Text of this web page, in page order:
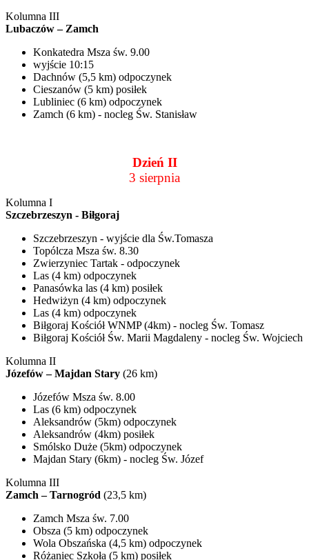
Kolumna III
Lubaczów – Zamch
Konkatedra Msza św. 9.00
wyjście 10:15
Dachnów (5,5 km) odpoczynek
Cieszanów (5 km) posiłek
Lubliniec (6 km) odpoczynek
Zamch (6 km) - nocleg Św. Stanisław
Dzień II
3 sierpnia
Kolumna I
Szczebrzeszyn - Biłgoraj
Szczebrzeszyn - wyjście dla Św.Tomasza
Topólcza Msza św. 8.30
Zwierzyniec Tartak - odpoczynek
Las (4 km) odpoczynek
Panasówka las (4 km) posiłek
Hedwiżyn (4 km) odpoczynek
Las (4 km) odpoczynek
Biłgoraj Kościół WNMP (4km) - nocleg Św. Tomasz
Biłgoraj Kościół Św. Marii Magdaleny - nocleg Św. Wojciech
Kolumna II
Józefów – Majdan Stary (26 km)
Józefów Msza św. 8.00
Las (6 km) odpoczynek
Aleksandrów (5km) odpoczynek
Aleksandrów (4km) posiłek
Smólsko Duże (5km) odpoczynek
Majdan Stary (6km) - nocleg Św. Józef
Kolumna III
Zamch – Tarnogród (23,5 km)
Zamch Msza św. 7.00
Obsza (5 km) odpoczynek
Wola Obszańska (4,5 km) odpoczynek
Różaniec Szkoła (5 km) posiłek